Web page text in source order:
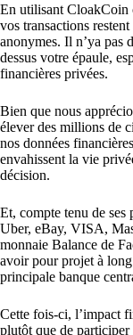
En utilisant CloakCoin
vos transactions
anonymes. Il n’ya pas
dessus votre épaule,
financières privées.
Bien que nous
élever des millions de
nos données
envahissent la vie
décision.
Et, compte tenu de ses
Uber, eBay, VISA,
monnaie Balance de
avoir pour projet à
principale banque
Cette fois-ci, l’impact
plutôt que de participer